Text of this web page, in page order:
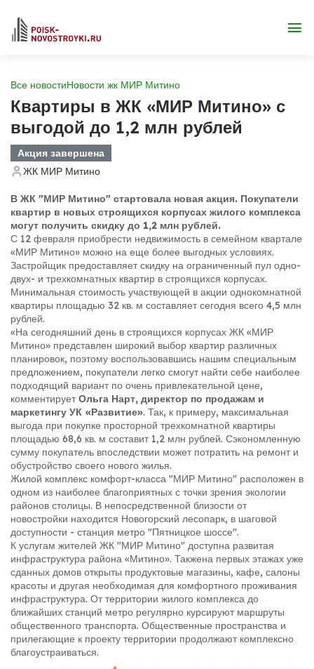
Все новостиНовости жк МИР Митино
Квартиры в ЖК «МИР Митино» с
выгодой до 1,2 млн рублей
Акция завершена
ЖК МИР Митино
В ЖК "МИР Митино" стартовала новая акция. Покупатели
квартир в новых строящихся корпусах жилого комплекса
могут получить скидку до 1,2 млн рублей.
С 12 февраля приобрести недвижимость в семейном квартале
«МИР Митино» можно на еще более выгодных условиях.
Застройщик предоставляет скидку на ограниченный пул одно-
двух- и трехкомнатных квартир в строящихся корпусах.
Минимальная стоимость участвующей в акции однокомнатной
квартиры площадью 32 кв. м составляет сегодня всего 4,5 млн
рублей.
«На сегодняшний день в строящихся корпусах ЖК «МИР
Митино» представлен широкий выбор квартир различных
планировок, поэтому воспользовавшись нашим специальным
предложением, покупатели легко смогут найти себе наиболее
подходящий вариант по очень привлекательной цене,
комментируетОльга Нарт, директор по продажам и
маркетингу УК «Развитие». Так, к примеру, максимальная
выгода при покупке просторной трехкомнатной квартиры
площадью 68,6 кв. м составит 1,2 млн рублей. Сэкономленную
сумму покупатель впоследствии может потратить на ремонт и
обустройство своего нового жилья.
Жилой комплекс комфорт-класса "МИР Митино" расположен в
одном из наиболее благоприятных с точки зрения экологии
районов столицы. В непосредственной близости от
новостройки находится Новогорский лесопарк, в шаговой
доступности - станция метро "Пятницкое шоссе".
К услугам жителей ЖК "МИР Митино" доступна развитая
инфраструктура района «Митино». Такжена первых этажах уже
сданных домов открыты продуктовые магазины, кафе, салоны
красоты и другая необходимая для комфортного проживания
инфраструктура. От территории жилого комплекса до
ближайших станций метро регулярно курсируют маршруты
общественного транспорта. Общественные пространства и
прилегающие к проекту территории продолжают комплексно
благоустраиваться.